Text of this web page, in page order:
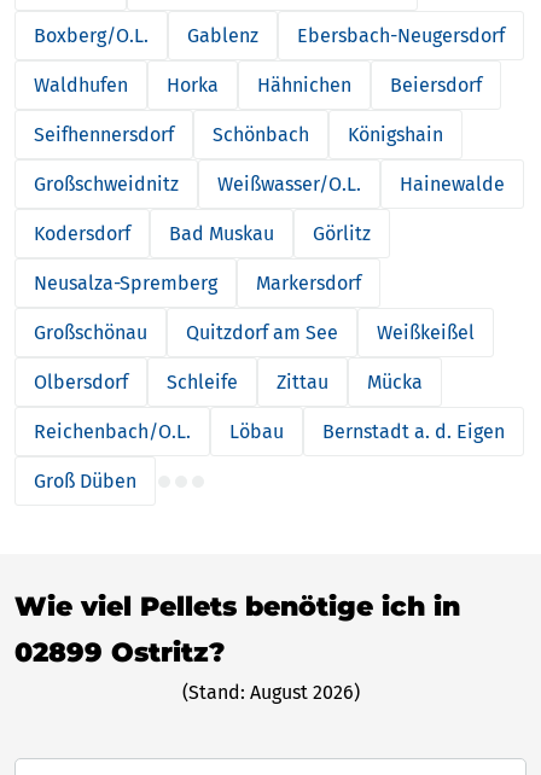
Boxberg/O.L. Gablenz Ebersbach-Neugersdorf
Waldhufen Horka Hähnichen Beiersdorf
Seifhennersdorf Schönbach Königshain
Großschweidnitz Weißwasser/O.L. Hainewalde
Kodersdorf Bad Muskau Görlitz
Neusalza-Spremberg Markersdorf
Großschönau Quitzdorf am See Weißkeißel
Olbersdorf Schleife Zittau Mücka
Reichenbach/O.L. Löbau Bernstadt a. d. Eigen
Groß Düben
Wie viel Pellets benötige ich in
02899 Ostritz?
(Stand: August 2026)